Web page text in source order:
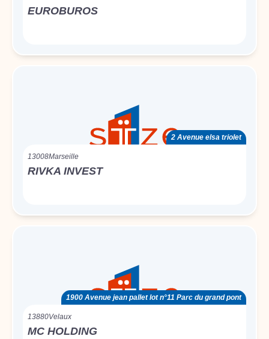
EUROBUROS
2 Avenue elsa triolet
13008Marseille
RIVKA INVEST
1900 Avenue jean pallet lot n°11 Parc du grand pont
13880Velaux
MC HOLDING